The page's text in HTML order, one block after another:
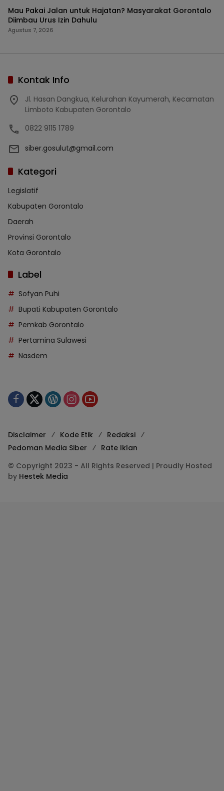
Mau Pakai Jalan untuk Hajatan? Masyarakat Gorontalo
Diimbau Urus Izin Dahulu
Agustus 7, 2026
Kontak Info
Jl. Hasan Dangkua, Kelurahan Kayumerah, Kecamatan
Limboto Kabupaten Gorontalo
0822 9115 1789
siber.gosulut@gmail.com
Kategori
Legislatif
Kabupaten Gorontalo
Daerah
Provinsi Gorontalo
Kota Gorontalo
Label
Sofyan Puhi
Bupati Kabupaten Gorontalo
Pemkab Gorontalo
Pertamina Sulawesi
Nasdem
Disclaimer Kode Etik
Redaksi
Pedoman Media Siber
Rate Iklan
© Copyright 2023 - All Rights Reserved | Proudly Hosted
by Hestek Media